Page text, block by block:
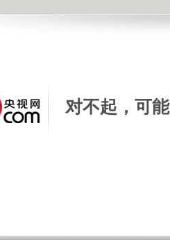
对不起，可